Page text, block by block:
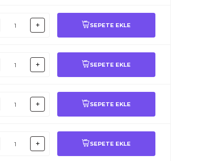
SEPETE EKLE
SEPETE EKLE
SEPETE EKLE
SEPETE EKLE